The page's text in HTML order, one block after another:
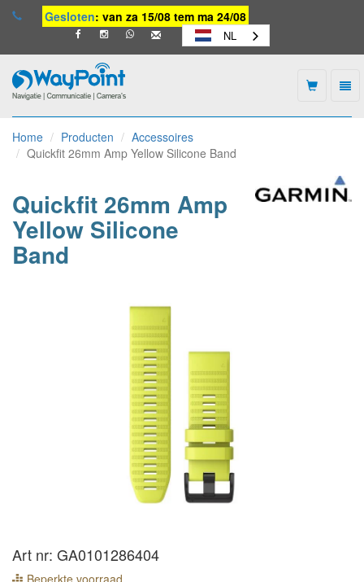
Gesloten: van za 15/08 tem ma 24/08
NL
-
naar
homepage
Home Producten
Accessoires
Quickfit 26mm Amp Yellow Silicone Band
Quickfit 26mm Amp
Yellow Silicone
Band
Art nr: GA0101286404
Beperkte voorraad